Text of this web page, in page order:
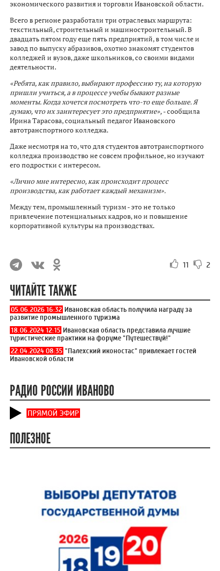
экономического развития и торговли Ивановской области.
Всего в регионе разработали три отраслевых маршрута:
текстильный, строительный и машиностроительный. В
двадцать пятом году еще пять предприятий, в том числе и
завод по выпуску абразивов, охотно знакомят студентов
колледжей и вузов, даже школьников, со своими видами
деятельности.
«Ребята, как правило, выбирают профессию ту, на которую
пришли учиться, а в процессе учебы бывают разные
моменты. Когда хочется посмотреть что-то еще больше. Я
думаю, что их заинтересует это предприятие», - сообщила
Ирина Тарасова, социальный педагог Ивановского
автотранспортного колледжа.
Даже несмотря на то, что для студентов автотранспортного
колледжа производство не совсем профильное, но изучают
его подростки с интересом.
«Лично мне интересно, как происходит процесс
производства, как работает каждый механизм».
Между тем, промышленный туризм - это не только
привлечение потенциальных кадров, но и повышение
корпоративной культуры на производствах.
11 2
ЧИТАЙТЕ ТАКЖЕ
05.06.2026 16:32 Ивановская область получила награду за
развитие промышленного туризма
18.06.2024 12:15 Ивановская область представила лучшие
туристические практики на форуме "Путешествуй!"
22.04.2024 08:35 "Палехский иконостас" привлекает гостей
Ивановской области
РАДИО РОССИИ ИВАНОВО
ПРЯМОЙ ЭФИР
ПОЛЕЗНОЕ